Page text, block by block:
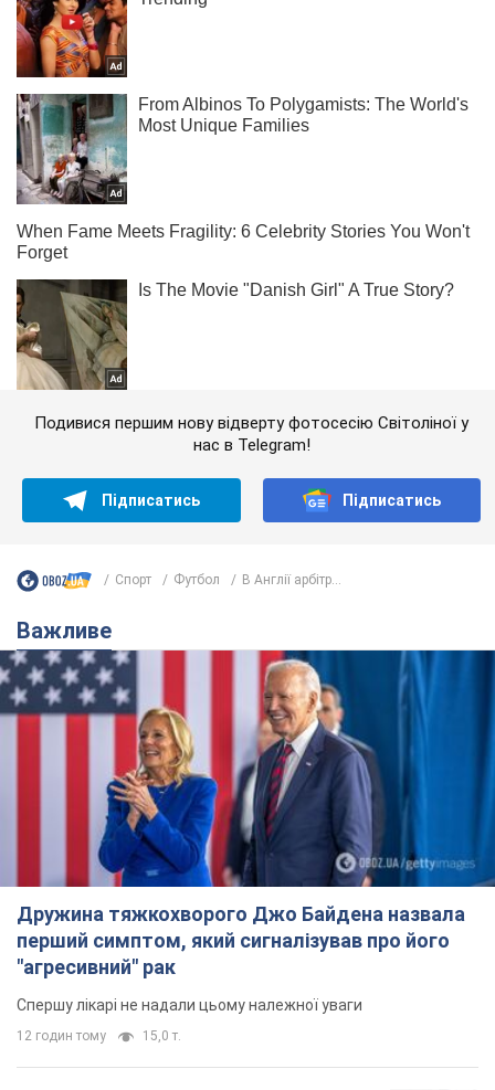
Подивися першим нову відверту фотосесію Світоліної у
нас в Telegram!
Підписатись Підписатись
Спорт Футбол В Англії арбітр...
Важливе
Дружина тяжкохворого Джо Байдена назвала
перший симптом, який сигналізував про його
"агресивний" рак
Спершу лікарі не надали цьому належної уваги
12 годин тому 15,0 т.